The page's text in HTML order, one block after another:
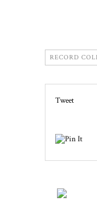
RECORD
Tweet